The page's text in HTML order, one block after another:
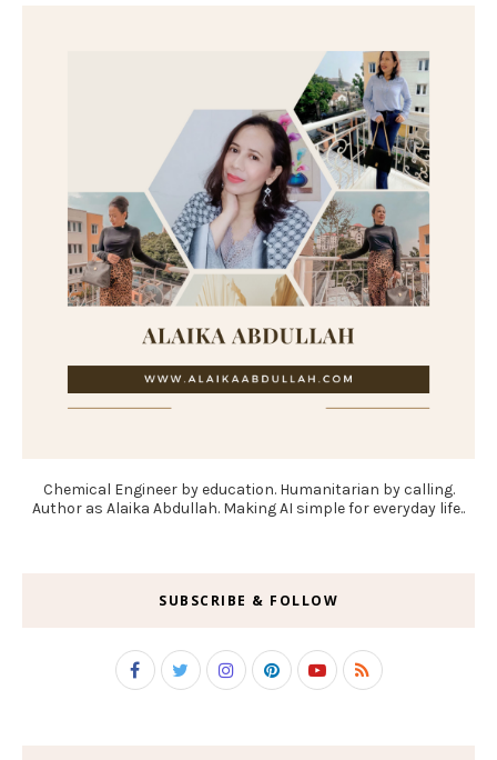
Chemical Engineer by education. Humanitarian by calling.
Author as Alaika Abdullah. Making AI simple for everyday life..
SUBSCRIBE & FOLLOW